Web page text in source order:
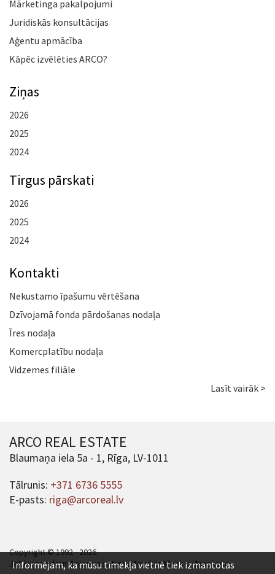
Mārketinga pakalpojumi
Juridiskās konsultācijas
Aģentu apmācība
Kāpēc izvēlēties ARCO?
Ziņas
2026
2025
2024
Tirgus pārskati
2026
2025
2024
Kontakti
Nekustamo īpašumu vērtēšana
Dzīvojamā fonda pārdošanas nodaļa
Īres nodaļa
Komercplatību nodaļa
Vidzemes filiāle
Lasīt vairāk >
ARCO REAL ESTATE
Blaumaņa iela 5a - 1, Rīga, LV-1011
Tālrunis: +371 6736 5555
E-pasts: riga@arcoreal.lv
Copyright © 1992 - 2026
Jebkuras informācijas un satura pārpublicēšana ir jāsaskaņo.
Informējam, ka mūsu tīmekļa vietnē tiek izmantotas